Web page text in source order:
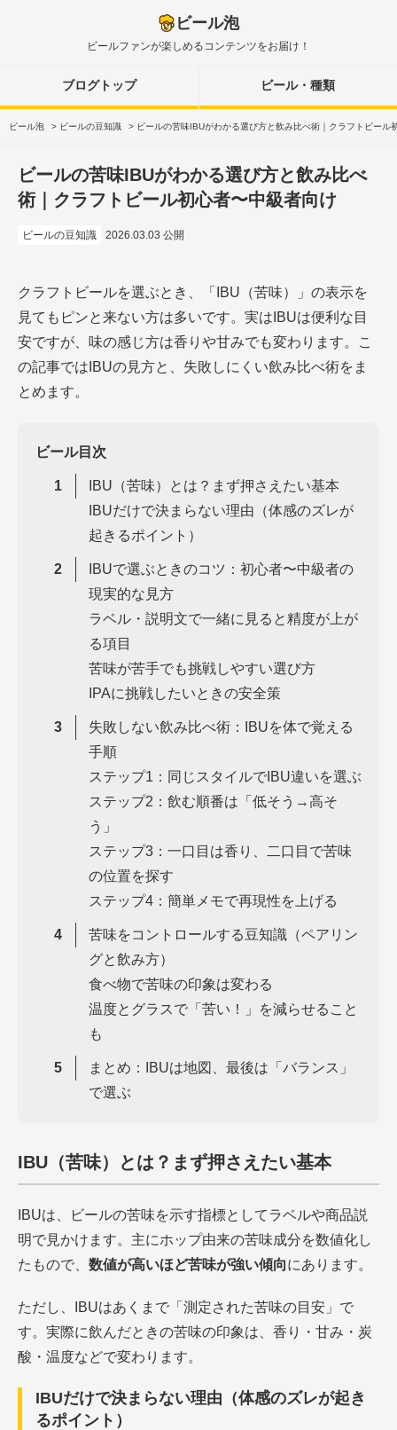
ビール泡
ビールファンが楽しめるコンテンツをお届け！
ブログトップ ビール・種類
ビール泡 > ビールの豆知識 > ビールの苦味IBUがわかる選び方と飲み比べ術｜クラフトビール
ビールの苦味IBUがわかる選び方と飲み比べ
術｜クラフトビール初心者〜中級者向け
ビールの豆知識 2026.03.03 公開
クラフトビールを選ぶとき、「IBU（苦味）」の表示を
見てもピンと来ない方は多いです。実はIBUは便利な目
安ですが、味の感じ方は香りや甘みでも変わります。こ
の記事ではIBUの見方と、失敗しにくい飲み比べ術をま
とめます。
ビール目次
IBU（苦味）とは？まず押さえたい基本
IBUだけで決まらない理由（体感のズレが
起きるポイント）
IBUで選ぶときのコツ：初心者〜中級者の
現実的な見方
ラベル・説明文で一緒に見ると精度が上が
る項目
苦味が苦手でも挑戦しやすい選び方
IPAに挑戦したいときの安全策
失敗しない飲み比べ術：IBUを体で覚える
手順
ステップ1：同じスタイルでIBU違いを選ぶ
ステップ2：飲む順番は「低そう→高そ
う」
ステップ3：一口目は香り、二口目で苦味
の位置を探す
ステップ4：簡単メモで再現性を上げる
苦味をコントロールする豆知識（ペアリン
グと飲み方）
食べ物で苦味の印象は変わる
温度とグラスで「苦い！」を減らせること
も
まとめ：IBUは地図、最後は「バランス」
で選ぶ
IBU（苦味）とは？まず押さえたい基本
IBUは、ビールの苦味を示す指標としてラベルや商品説
明で見かけます。主にホップ由来の苦味成分を数値化し
たもので、 数値が高いほど苦味が強い傾向にあります。
ただし、IBUはあくまで「測定された苦味の目安」で
す。実際に飲んだときの苦味の印象は、香り・甘み・炭
酸・温度などで変わります。
IBUだけで決まらない理由（体感のズレが起き
るポイント）